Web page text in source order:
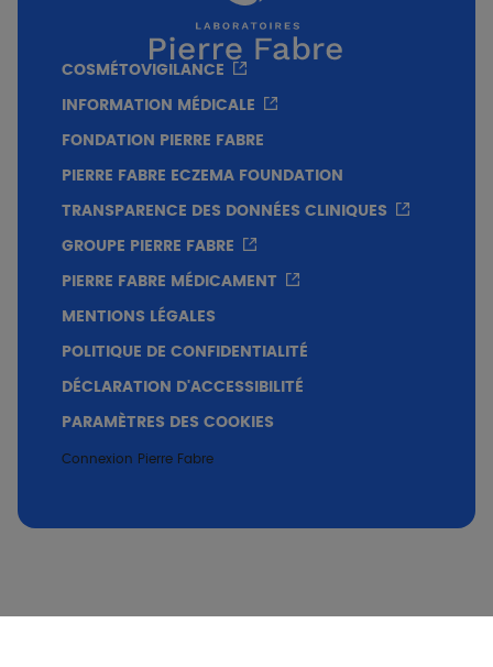
COSMÉTOVIGILANCE
INFORMATION MÉDICALE
FONDATION PIERRE FABRE
PIERRE FABRE ECZEMA FOUNDATION
TRANSPARENCE DES DONNÉES CLINIQUES
GROUPE PIERRE FABRE
PIERRE FABRE MÉDICAMENT
MENTIONS LÉGALES
POLITIQUE DE CONFIDENTIALITÉ
DÉCLARATION D'ACCESSIBILITÉ
PARAMÈTRES DES COOKIES
Connexion Pierre Fabre